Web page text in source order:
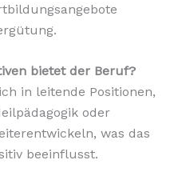
bietet der Beruf?
in leitende Positionen,
oder
was das
beeinflusst.